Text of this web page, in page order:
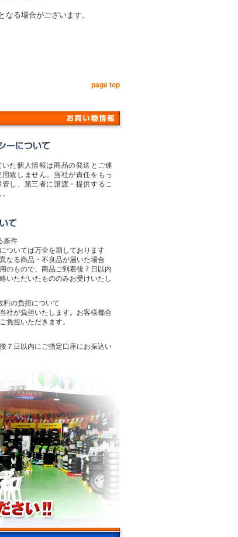
る場合がございます。
page top
た個人情報は商品の発送とご連
致しません。当社が責任をもっ
し、第三者に譲渡・提供するこ
条件
ついては万全を期しております
なる商品・不良品が届いた場合
のもので、商品ご到着後７日以内
いただいたもののみお受けいたし
料の負担について
社が負担いたします。お客様都合
負担いただきます。
７日以内にご指定口座にお振込い